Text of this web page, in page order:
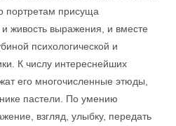
портретам присуща
живость выражения, и вместе
психологической и
К числу интереснейших
его многочисленные этюды,
пастели. По умению
взгляд, улыбку, передать